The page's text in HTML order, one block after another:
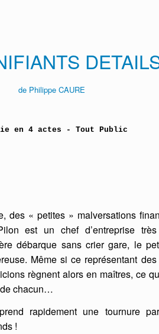
de Philippe CAURE
en 4 actes - Tout Public
des « petites » malversations
est un chef d’entreprise très
débarque sans crier gare, le
Même si ce représentant
règnent alors en maîtres, ce
chacun…
rapidement une tournure
!